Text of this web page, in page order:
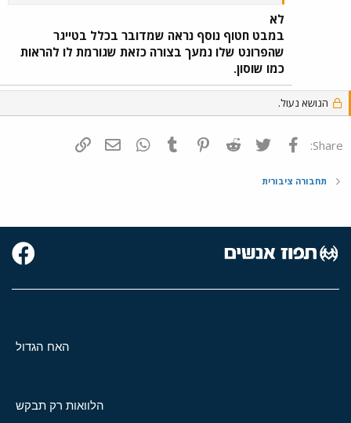
לא
במבט חטוף נוסף נראה שמדובר בכלל בטייגר
שהפרונט שלו נמעך בצורה כזאת שגורמת לו להראות
כמו שוסון.
הנושא נעול.
Share: פייסבוק Twitter
Reddit
Pinterest
Tumblr
WhatsAppדואר אלקטרוני
תחבורה ציבורית
האח הגדול
הלוואות רק תבקש